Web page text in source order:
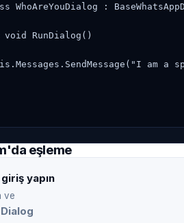
WhoAreYouDialog :
void RunDialog()
am a
eşleme
yapın
ve